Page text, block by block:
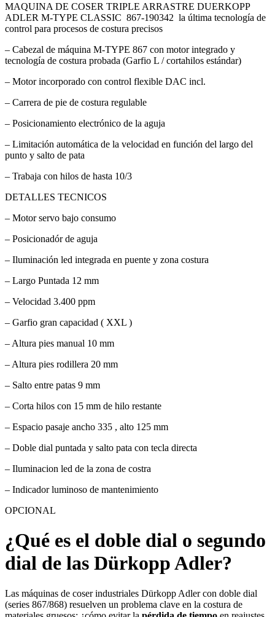
MAQUINA DE COSER TRIPLE ARRASTRE DUERKOPP
ADLER M-TYPE CLASSIC 867-190342 la última tecnología de
control para procesos de costura precisos
– Cabezal de máquina M-TYPE 867 con motor integrado y
tecnología de costura probada (Garfio L / cortahilos estándar)
– Motor incorporado con control flexible DAC incl.
– Carrera de pie de costura regulable
– Posicionamiento electrónico de la aguja
– Limitación automática de la velocidad en función del largo del
punto y salto de pata
– Trabaja con hilos de hasta 10/3
DETALLES TECNICOS
– Motor servo bajo consumo
– Posicionadór de aguja
– Iluminación led integrada en puente y zona costura
– Largo Puntada 12 mm
– Velocidad 3.400 ppm
– Garfio gran capacidad ( XXL )
– Altura pies manual 10 mm
– Altura pies rodillera 20 mm
– Salto entre patas 9 mm
– Corta hilos con 15 mm de hilo restante
– Espacio pasaje ancho 335 , alto 125 mm
– Doble dial puntada y salto pata con tecla directa
– Iluminacion led de la zona de costra
– Indicador luminoso de mantenimiento
OPCIONAL
¿Qué es el doble dial o segundo
dial de las Dürkopp Adler?
Las máquinas de coser industriales Dürkopp Adler con doble dial
(series 867/868) resuelven un problema clave en la costura de